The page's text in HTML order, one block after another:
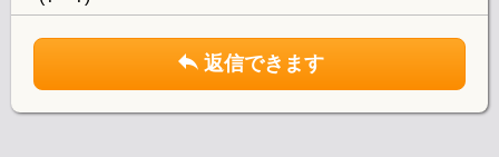
返信できます